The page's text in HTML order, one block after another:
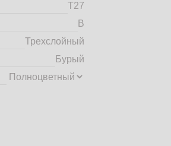
Т27
B
Трехслойный
Бурый